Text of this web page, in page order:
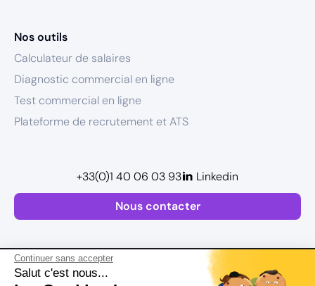
Continuer sans accepter
Salut c'est nous...
Nos outils
Calculateur de salaires
Diagnostic commercial en ligne
Test commercial en ligne
Plateforme de recrutement et ATS
Nous contacter
+33(0)1 40 06 03 93 Linkedin